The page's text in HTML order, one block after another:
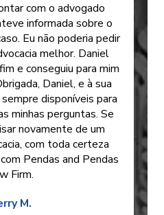
com o advogado
informada sobre o
Eu não poderia pedir
melhor. Daniel
e conseguiu para mim
Daniel, e à sua
disponíveis para
minhas perguntas. Se
novamente de um
com toda certeza
Pendas and Pendas
Firm.
M.